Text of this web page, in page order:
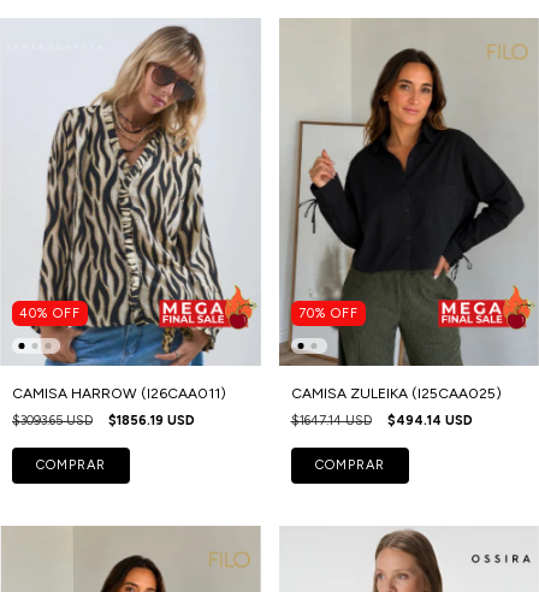
40% OFF
CAMISA HARROW (I26CAA011)
$3093.65 USD $1856.19 USD
COMPRAR
70% OFF
CAMISA ZULEIKA (I25CAA025)
$1647.14 USD $494.14 USD
COMPRAR